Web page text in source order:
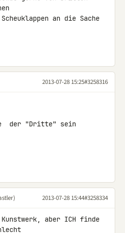
an die Sache
2013-07-28 15:25#3258316
der "Dritte" sein
2013-07-28 15:44#3258334
aber ICH finde